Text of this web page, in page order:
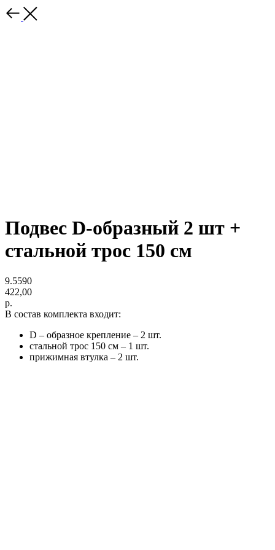
Подвес D-образный 2 шт +
стальной трос 150 см
9.5590
422,00
р.
В состав комплекта входит:
D – образное крепление – 2 шт.
стальной трос 150 см – 1 шт.
прижимная втулка – 2 шт.